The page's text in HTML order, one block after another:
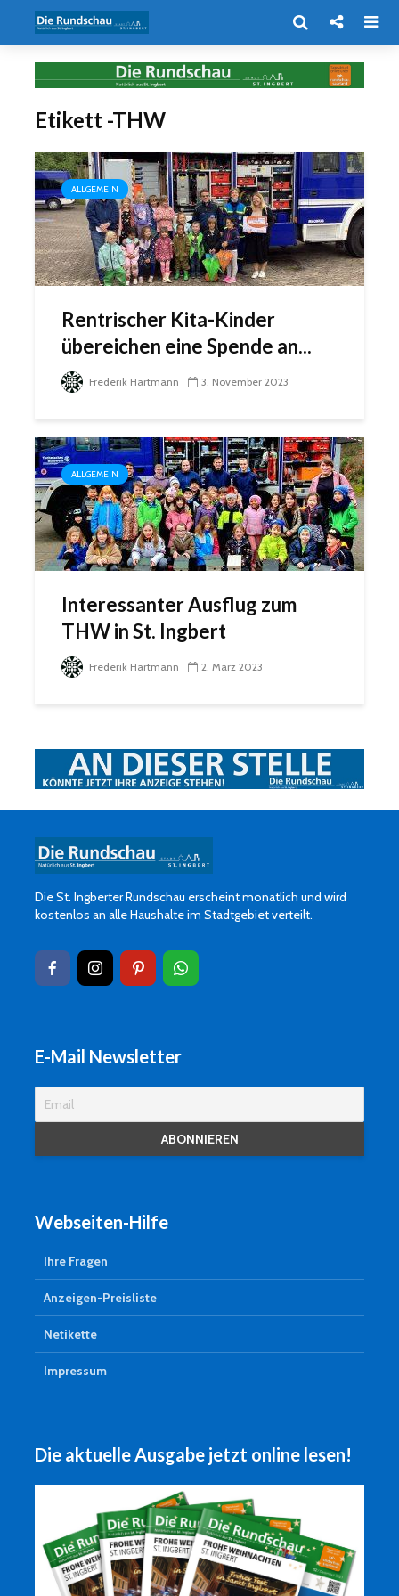
Etikett -THW
ALLGEMEIN
Rentrischer Kita-Kinder
übereichen eine Spende an...
Frederik Hartmann 3. November 2023
ALLGEMEIN
Interessanter Ausflug zum
THW in St. Ingbert
Frederik Hartmann 2. März 2023
Die St. Ingberter Rundschau erscheint monatlich und wird
kostenlos an alle Haushalte im Stadtgebiet verteilt.
E-Mail Newsletter
Webseiten-Hilfe
Ihre Fragen
Anzeigen-Preisliste
Netikette
Impressum
Die aktuelle Ausgabe jetzt online lesen!